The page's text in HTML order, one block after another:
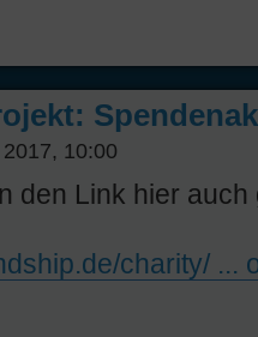
10:00
den Link hier
charity/ ...